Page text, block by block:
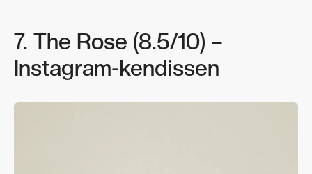
7. The Rose (8.5/10) –
Instagram-kendissen